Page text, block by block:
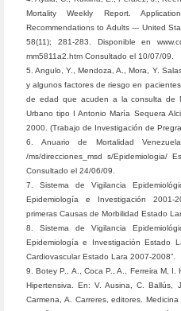
Mortality Weekly Report.
Recommendations to Adults --- United
58(11); 281-283. Disponible en
mm5811a2.htm Consultado el 10/07/09.
5. Angulo, Y., Mendoza, A., Mora, Y.
y algunos factores de riesgo en
de edad que acuden a la consulta de
Urbano tipo I Antonio María Sequera
2000. (Trabajo de Investigación de
6. Anuario de Mortalidad Venezuela
/ms/direcciones_msd s/Epidemiologia/
Consultado el 24/06/09.
7. Sistema de Vigilancia
Epidemiología e Investigación 2001-
primeras Causas de Morbilidad Estado
8. Sistema de Vigilancia
Epidemiología e Investigación Estado
Cardiovascular Estado Lara 2007-2008”.
9. Botey P., A., Coca P., A., Ferreira M, I.
Hipertensiva. En: V. Ausina, C. Ballús,
Carmena, A. Carreres, editores.